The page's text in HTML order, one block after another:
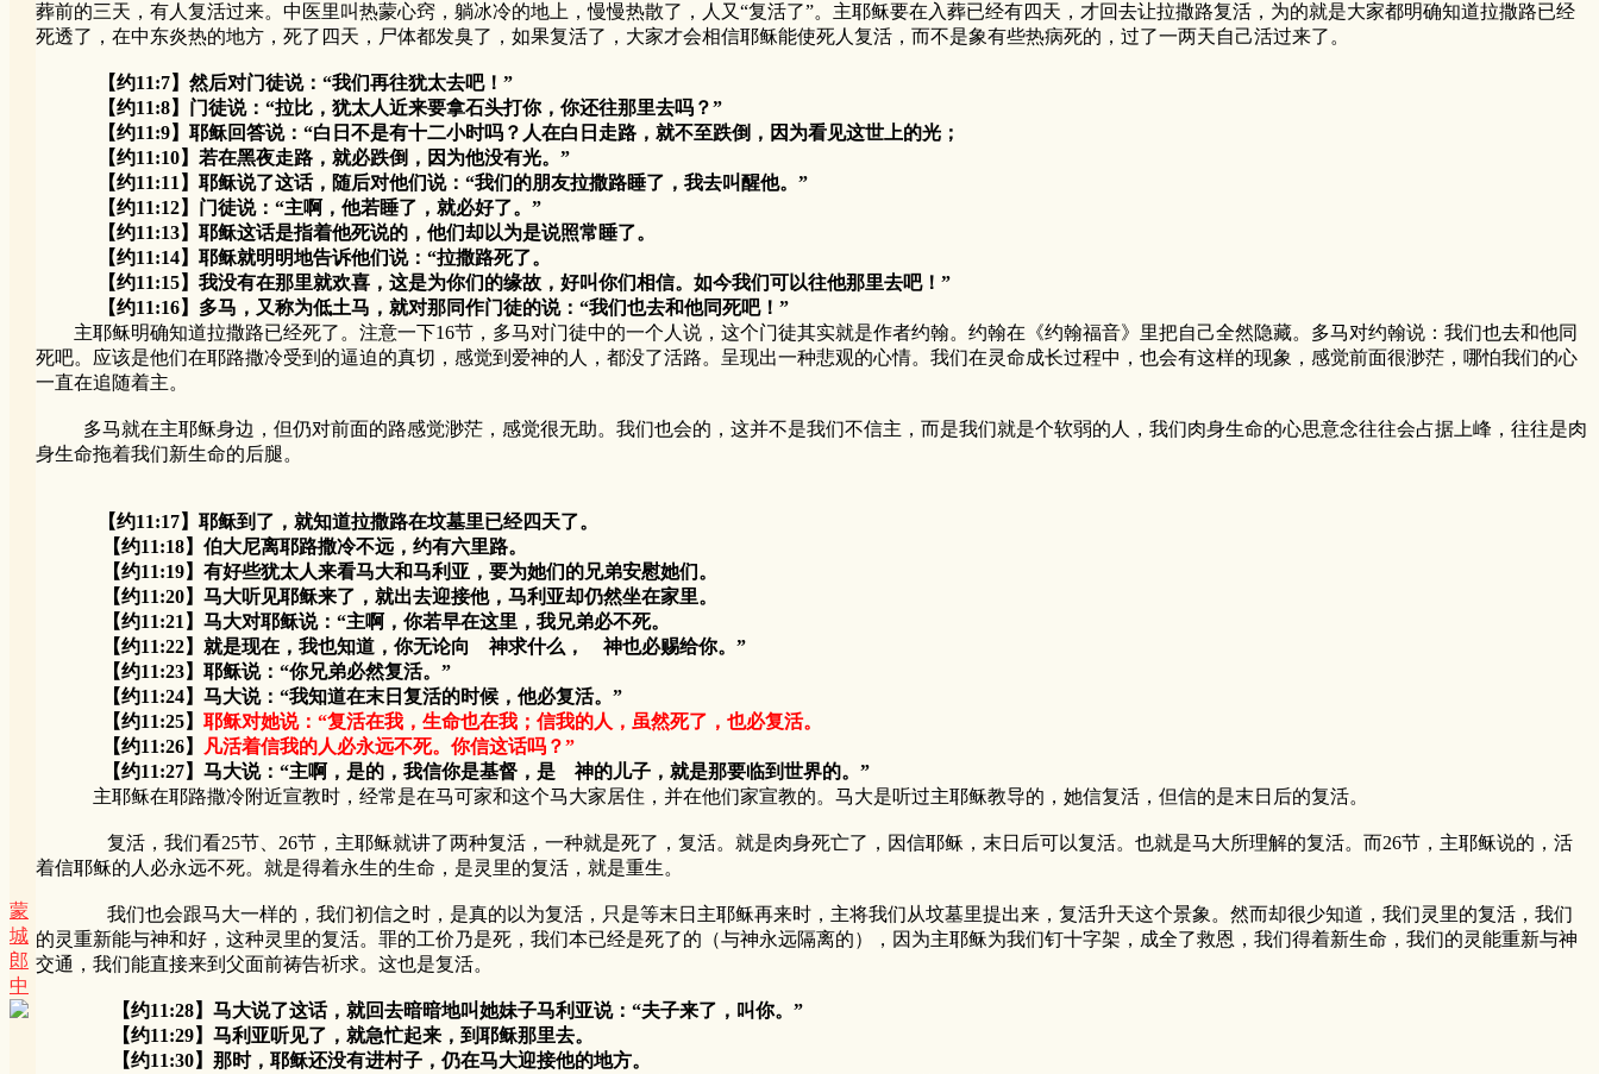
蒙
城
郎
中
葬前的三天，有人复活过来。中医里叫热蒙心窍，躺冰冷的地上，慢慢热散了，人又“复活了”。主耶稣要在入葬已经有四天，才回去让拉撒路复活，为的就是大家都明确知道拉撒路已经
死透了，在中东炎热的地方，死了四天，尸体都发臭了，如果复活了，大家才会相信耶稣能使死人复活，而不是象有些热病死的，过了一两天自己活过来了。
【约11:7】然后对门徒说：“我们再往犹太去吧！”
【约11:8】门徒说：“拉比，犹太人近来要拿石头打你，你还往那里去吗？”
【约11:9】耶稣回答说：“白日不是有十二小时吗？人在白日走路，就不至跌倒，因为看见这世上的光；
【约11:10】若在黑夜走路，就必跌倒，因为他没有光。”
【约11:11】耶稣说了这话，随后对他们说：“我们的朋友拉撒路睡了，我去叫醒他。”
【约11:12】门徒说：“主啊，他若睡了，就必好了。”
【约11:13】耶稣这话是指着他死说的，他们却以为是说照常睡了。
【约11:14】耶稣就明明地告诉他们说：“拉撒路死了。
【约11:15】我没有在那里就欢喜，这是为你们的缘故，好叫你们相信。如今我们可以往他那里去吧！”
【约11:16】多马，又称为低土马，就对那同作门徒的说：“我们也去和他同死吧！”
主耶稣明确知道拉撒路已经死了。注意一下16节，多马对门徒中的一个人说，这个门徒其实就是作者约翰。约翰在《约翰福音》里把自己全然隐藏。多马对约翰说：我们也去和他同
死吧。应该是他们在耶路撒冷受到的逼迫的真切，感觉到爱神的人，都没了活路。呈现出一种悲观的心情。我们在灵命成长过程中，也会有这样的现象，感觉前面很渺茫，哪怕我们的心
一直在追随着主。
多马就在主耶稣身边，但仍对前面的路感觉渺茫，感觉很无助。我们也会的，这并不是我们不信主，而是我们就是个软弱的人，我们肉身生命的心思意念往往会占据上峰，往往是肉
身生命拖着我们新生命的后腿。
【约11:17】耶稣到了，就知道拉撒路在坟墓里已经四天了。
【约11:18】伯大尼离耶路撒冷不远，约有六里路。
【约11:19】有好些犹太人来看马大和马利亚，要为她们的兄弟安慰她们。
【约11:20】马大听见耶稣来了，就出去迎接他，马利亚却仍然坐在家里。
【约11:21】马大对耶稣说：“主啊，你若早在这里，我兄弟必不死。
【约11:22】就是现在，我也知道，你无论向 神求什么， 神也必赐给你。”
【约11:23】耶稣说：“你兄弟必然复活。”
【约11:24】马大说：“我知道在末日复活的时候，他必复活。”
【约11:25】 耶稣对她说：“复活在我，生命也在我；信我的人，虽然死了，也必复活。
【约11:26】
凡活着信我的人必永远不死。你信这话吗？”
【约11:27】马大说：“主啊，是的，我信你是基督，是 神的儿子，就是那要临到世界的。”
主耶稣在耶路撒冷附近宣教时，经常是在马可家和这个马大家居住，并在他们家宣教的。马大是听过主耶稣教导的，她信复活，但信的是末日后的复活。
复活，我们看25节、26节，主耶稣就讲了两种复活，一种就是死了，复活。就是肉身死亡了，因信耶稣，末日后可以复活。也就是马大所理解的复活。而26节，主耶稣说的，活
着信耶稣的人必永远不死。就是得着永生的生命，是灵里的复活，就是重生。
我们也会跟马大一样的，我们初信之时，是真的以为复活，只是等末日主耶稣再来时，主将我们从坟墓里提出来，复活升天这个景象。然而却很少知道，我们灵里的复活，我们
的灵重新能与神和好，这种灵里的复活。罪的工价乃是死，我们本已经是死了的（与神永远隔离的），因为主耶稣为我们钉十字架，成全了救恩，我们得着新生命，我们的灵能重新与神
交通，我们能直接来到父面前祷告祈求。这也是复活。
【约11:28】马大说了这话，就回去暗暗地叫她妹子马利亚说：“夫子来了，叫你。”
【约11:29】马利亚听见了，就急忙起来，到耶稣那里去。
【约11:30】那时，耶稣还没有进村子，仍在马大迎接他的地方。